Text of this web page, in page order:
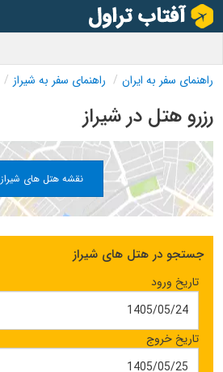
راهنمای سفر به ایران راهنمای سفر به شیراز
رزرو هتل در شیراز
نقشه هتل های شیراز
جستجو در هتل های شیراز
تاریخ ورود
تاریخ خروج